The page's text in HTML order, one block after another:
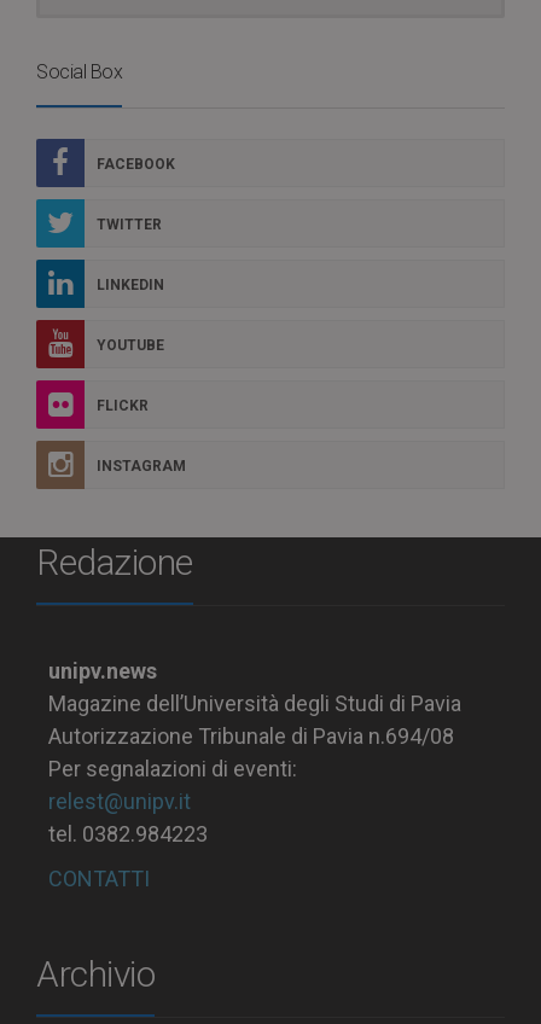
Social Box
FACEBOOK
TWITTER
LINKEDIN
YOUTUBE
FLICKR
INSTAGRAM
Redazione
unipv.news
Magazine dell’Università degli Studi di Pavia
Autorizzazione Tribunale di Pavia n.694/08
Per segnalazioni di eventi:
relest@unipv.it
tel. 0382.984223
CONTATTI
Archivio